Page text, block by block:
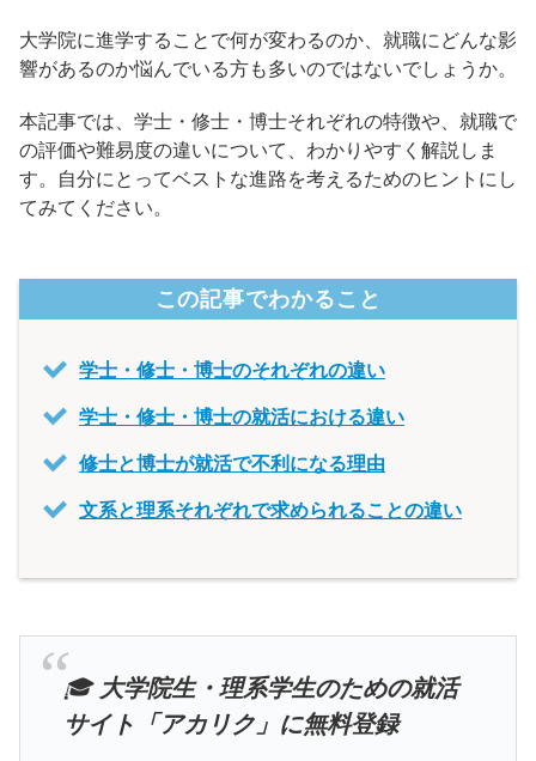
大学院に進学することで何が変わるのか、就職にどんな影
響があるのか悩んでいる方も多いのではないでしょうか。
本記事では、学士・修士・博士それぞれの特徴や、就職で
の評価や難易度の違いについて、わかりやすく解説しま
す。自分にとってベストな進路を考えるためのヒントにし
てみてください。
この記事でわかること
学士・修士・博士のそれぞれの違い
学士・修士・博士の就活における違い
修士と博士が就活で不利になる理由
文系と理系それぞれで求められることの違い
🎓 大学院生・理系学生のための就活
サイト「アカリク」に無料登録